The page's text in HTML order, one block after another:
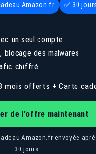
Amazon.fr ✅ 30
un seul compte
blocage des malwares
chiffré
mois offerts + Carte
de l’offre maintenant
Amazon.fr envoyée
30 jours.